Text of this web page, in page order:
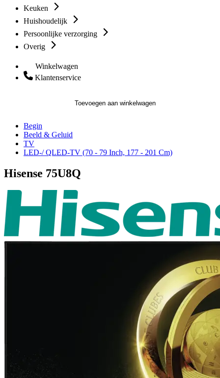
Keuken
Huishoudelijk
Persoonlijke verzorging
Overig
Winkelwagen
Klantenservice
Toevoegen aan winkelwagen
Begin
Beeld & Geluid
TV
LED-/ QLED-TV (70 - 79 Inch, 177 - 201 Cm)
Hisense 75U8Q